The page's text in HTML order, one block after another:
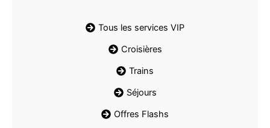
Tous les services VIP
Croisières
Trains
Séjours
Offres Flashs